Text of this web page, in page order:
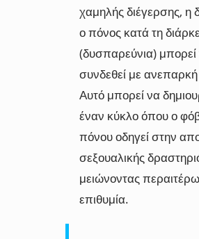
χαμηλής διέγερσης, η
ο πόνος κατά τη
(δυσπαρεύνια)
συνδεθεί με
Αυτό μπορεί να
έναν κύκλο όπου ο
πόνου οδηγεί στην
σεξουαλικής
μειώνοντας
επιθυμία.